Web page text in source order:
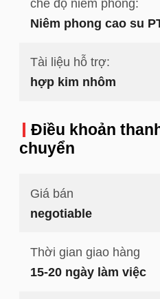
chế độ niêm phong:
Niêm phong cao su
Tài liệu hỗ trợ:
hợp kim nhôm
Điều khoản
chuyển
Giá bán
negotiable
Thời gian giao hàng
15-20 ngày làm việc